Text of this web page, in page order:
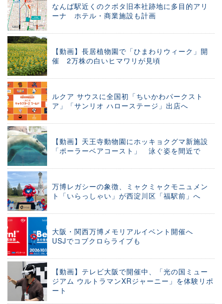
なんば駅近くのクボタ旧本社跡地に多目的アリ
ーナ ホテル・商業施設も計画
【動画】長居植物園で「ひまわりウィーク」開
催 2万株の白いヒマワリが見頃
ルクア サウスに全国初「ちいかわパークスト
ア」「サンリオ ハローステージ」出店へ
【動画】天王寺動物園にホッキョクグマ新施設
「ポーラーベアコースト」 泳ぐ姿を間近で
万博レガシーの象徴、ミャクミャクモニュメン
ト「いらっしゃい」が西淀川区「福駅前」へ
大阪・関西万博メモリアルイベント開催へ
USJでコブクロらライブも
【動画】テレビ大阪で開催中、「光の国ミュー
ジアム ウルトラマンXRジャーニー」を体験リポ
ート